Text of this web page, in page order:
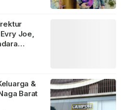
Joe,
&
Barat